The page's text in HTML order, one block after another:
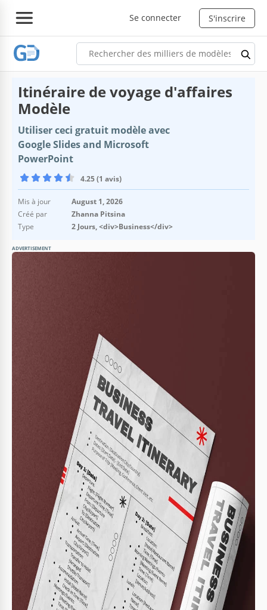
Se connecter S'inscrire
Itinéraire de voyage d'affaires
Modèle
Utiliser ceci gratuit modèle avec
Google Slides and Microsoft
PowerPoint
4.25 (1 avis)
Mis à jour
August 1, 2026
Créé par
Zhanna Pitsina
Type
2 Jours, <div>Business</div>
ADVERTISEMENT